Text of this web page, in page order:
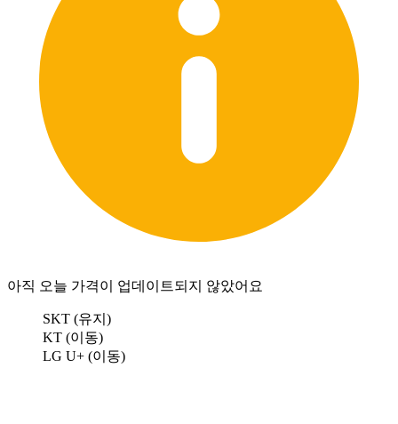
아직 오늘 가격이 업데이트되지 않았어요
SKT (유지)
KT (이동)
LG U+ (이동)